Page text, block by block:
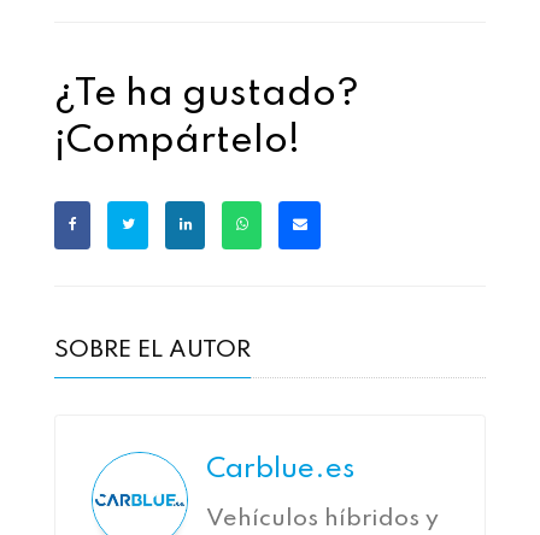
¿Te ha gustado?
¡Compártelo!
SOBRE EL AUTOR
Carblue.es
Vehículos híbridos y